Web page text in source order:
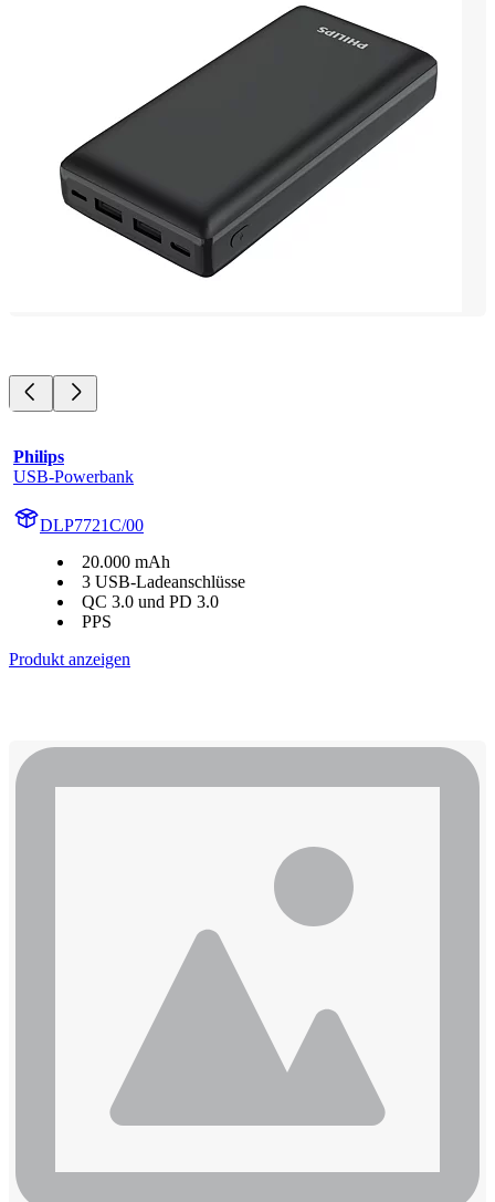
Philips
USB-Powerbank
DLP7721C/00
20.000 mAh
3 USB-Ladeanschlüsse
QC 3.0 und PD 3.0
PPS
Produkt anzeigen